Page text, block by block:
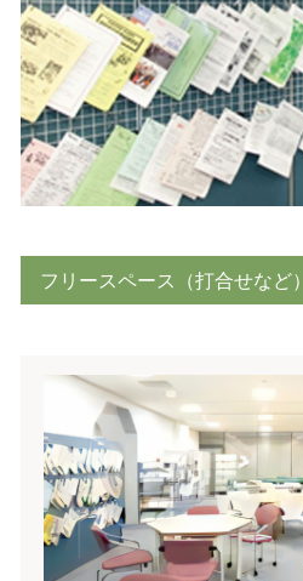
フリースペース（打合せなど）